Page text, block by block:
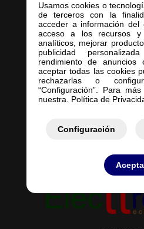
Usamos cookies o
de terceros con la
acceder a información del
acceso a los recursos y
analíticos, mejorar
publicidad
rendimiento de anuncios
aceptar todas las cookies
rechazarlas o
“Configuración”. Para
nuestra. Política de
Configuración
Inicio
Mis